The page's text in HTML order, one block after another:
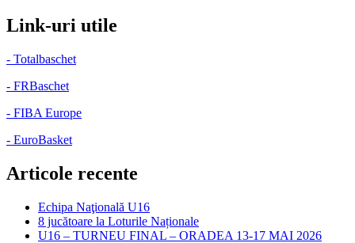
Link-uri utile
- Totalbaschet
- FRBaschet
- FIBA Europe
- EuroBasket
Articole recente
Echipa Naţională U16
8 jucătoare la Loturile Naționale
U16 – TURNEU FINAL – ORADEA 13-17 MAI 2026